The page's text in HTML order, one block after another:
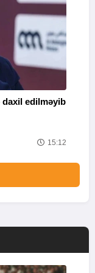
daxil edilməyib
15:12